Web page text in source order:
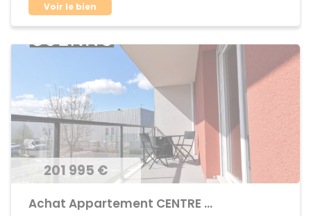
Voir le bien
201 995 €
Achat Appartement CENTRE VILLE